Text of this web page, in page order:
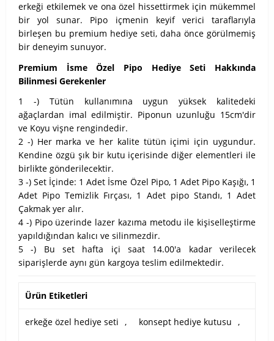
erkeği etkilemek ve ona özel hissettirmek için mükemmel
bir yol sunar. Pipo içmenin keyif verici taraflarıyla
birleşen bu premium hediye seti, daha önce görülmemiş
bir deneyim sunuyor.
Premium İsme Özel Pipo Hediye Seti Hakkında
Bilinmesi Gerekenler
1 -) Tütün kullanımına uygun yüksek kalitedeki
ağaçlardan imal edilmiştir. Piponun uzunluğu 15cm'dir
ve Koyu vişne rengindedir.
2 -) Her marka ve her kalite tütün içimi için uygundur.
Kendine özgü şık bir kutu içerisinde diğer elementleri ile
birlikte gönderilecektir.
3 -) Set İçinde: 1 Adet İsme Özel Pipo, 1 Adet Pipo Kaşığı, 1
Adet Pipo Temizlik Fırçası, 1 Adet pipo Standı, 1 Adet
Çakmak yer alır.
4 -) Pipo üzerinde lazer kazıma metodu ile kişiselleştirme
yapıldığından kalıcı ve silinmezdir.
5 -) Bu set hafta içi saat 14.00'a kadar verilecek
siparişlerde aynı gün kargoya teslim edilmektedir.
Ürün Etiketleri
erkeğe özel hediye seti , konsept hediye kutusu ,